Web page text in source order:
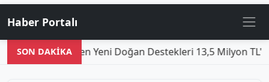
Haber Portalı
SON DAKİKA